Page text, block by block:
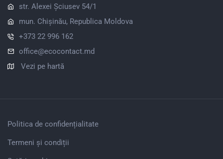
str. Alexei Șciusev 54/1
mun. Chișinău, Republica Moldova
+373 22 996 162
office@ecocontact.md
Vezi pe hartă
Politica de confidențialitate
Termeni și condiții